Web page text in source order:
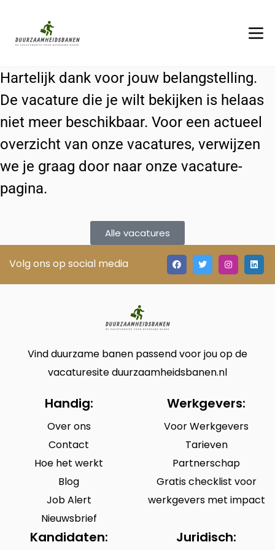
Hartelijk dank voor jouw belangstelling.
De vacature die je wilt bekijken is helaas
niet meer beschikbaar. Voor een actueel
overzicht van onze vacatures, verwijzen
we je graag door naar onze vacature-
pagina.
Alle vacatures
Volg ons op social media
Vind duurzame banen passend voor jou op de
vacaturesite duurzaamheidsbanen.nl
Handig:
Over ons
Contact
Hoe het werkt
Blog
Job Alert
Nieuwsbrief
Werkgevers:
Voor Werkgevers
Tarieven
Partnerschap
Gratis checklist voor
werkgevers met impact
Kandidaten: Juridisch: